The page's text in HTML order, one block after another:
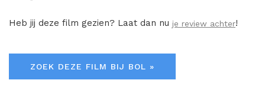
Heb jij deze film gezien? Laat dan nu je review achter!
ZOEK DEZE FILM BIJ BOL »